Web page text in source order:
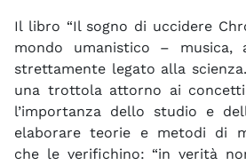
Il libro “Il sogno di uccidere
mondo umanistico – musica,
strettamente legato alla
una trottola attorno ai
l’importanza dello studio e
elaborare teorie e metodi di
che le verifichino: “in verità